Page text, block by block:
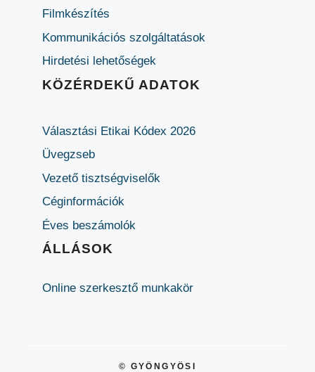
Filmkészítés
Kommunikációs szolgáltatások
Hirdetési lehetőségek
KÖZÉRDEKŰ ADATOK
Választási Etikai Kódex 2026
Üvegzseb
Vezető tisztségviselők
Céginformációk
Éves beszámolók
ÁLLÁSOK
Online szerkesztő munkakör
© GYÖNGYÖSI